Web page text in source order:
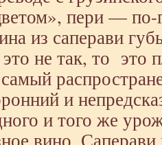
пери — по-
из саперави
не так, то это
и
и того же
вино. Саперави